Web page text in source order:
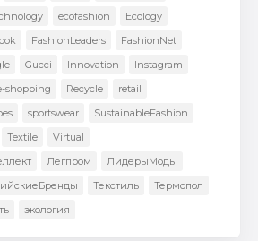
ecofashion
Ecology
FashionLeaders
FashionNet
Gucci Innovation
Instagram
shopping Recycle
retail
sportswear
SustainableFashion
Textile
Virtual
Легпром
ЛидерыМоды
Текстиль
Термопол
экология